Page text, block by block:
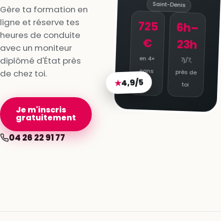
Gère ta formation en
ligne et réserve tes
heures de conduite
avec un moniteur
diplômé d'État près
de chez toi.
Je m'inscris
gratuitement
04 26 22 91 77
Saint-Denis
725
€
en 4×
sans
frais
6h–
23h
7j/7,
près de
toi
★4,9/5